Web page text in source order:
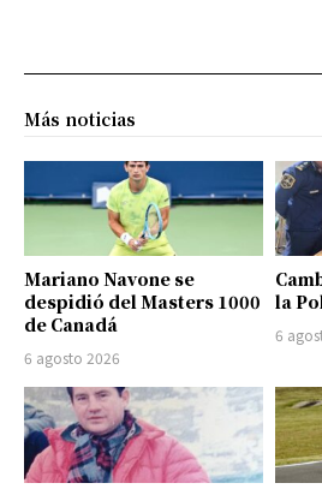
Más noticias
Mariano Navone se
despidió del Masters 1000
de Canadá
6 agosto 2026
la
6